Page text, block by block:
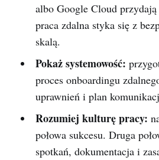
albo Google Cloud
praca zdalna styka się z
skalą.
Pokaż systemowość:
proces onboardingu
uprawnień i plan
Rozumiej kulturę pracy:
połowa sukcesu. Druga
spotkań, dokumentacja i